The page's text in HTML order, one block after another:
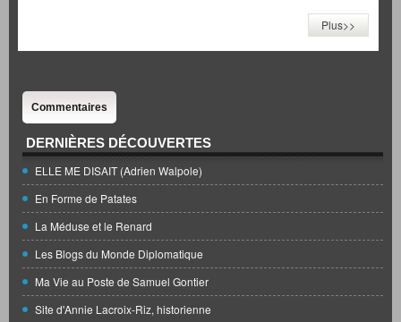
Plus>>
Commentaires
DERNIÈRES DÉCOUVERTES
ELLE ME DISAIT (Adrien Walpole)
En Forme de Patates
La Méduse et le Renard
Les Blogs du Monde Diplomatique
Ma Vie au Poste de Samuel Gontier
Site d'Annie Lacroix-Riz, historienne